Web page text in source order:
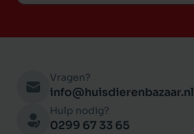
Vragen?
info@huisdierenbazaar.nl
Hulp nodig?
0299 67 33 65